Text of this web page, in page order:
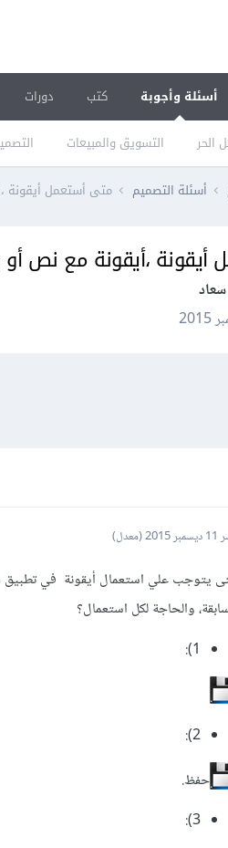
أسئلة وأجوبة
الحر التسويق والمبيعات
كتب دورات
أسئلة التصميم متى أستعمل أيقونة
،أيقونة مع نص
11 ديسمبر 2015 (معدل)
يتوجب علي استعمال أيقونة في تطبيق
والحاجة لكل استعمال؟
1):
2):
حفظ.
3):